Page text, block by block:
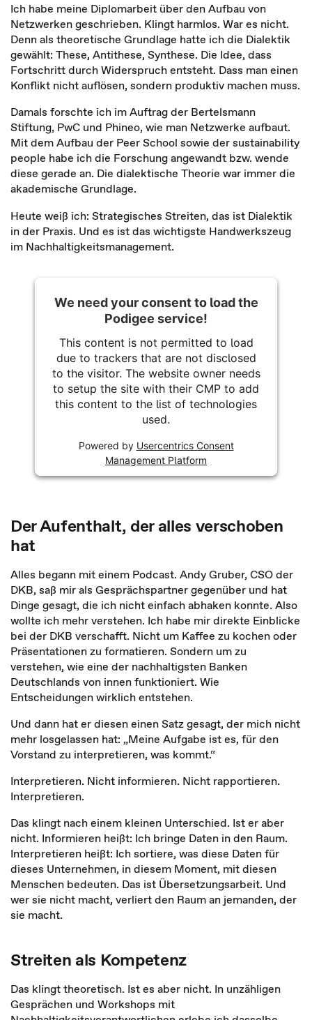
Ich habe meine Diplomarbeit über den Aufbau von
Netzwerken geschrieben. Klingt harmlos. War es nicht.
Denn als theoretische Grundlage hatte ich die Dialektik
gewählt: These, Antithese, Synthese. Die Idee, dass
Fortschritt durch Widerspruch entsteht. Dass man einen
Konflikt nicht auflösen, sondern produktiv machen muss.
Damals forschte ich im Auftrag der Bertelsmann
Stiftung, PwC und Phineo, wie man Netzwerke aufbaut.
Mit dem Aufbau der Peer School sowie der sustainability
people habe ich die Forschung angewandt bzw. wende
diese gerade an. Die dialektische Theorie war immer die
akademische Grundlage.
Heute weiß ich: Strategisches Streiten, das ist Dialektik
in der Praxis. Und es ist das wichtigste Handwerkszeug
im Nachhaltigkeitsmanagement.
We need your consent to load the
Podigee service!
This content is not permitted to load
due to trackers that are not disclosed
to the visitor. The website owner needs
to setup the site with their CMP to add
this content to the list of technologies
used.
Powered by Usercentrics Consent
Management Platform
Der Aufenthalt, der alles verschoben
hat
Alles begann mit einem Podcast. Andy Gruber, CSO der
DKB, saß mir als Gesprächspartner gegenüber und hat
Dinge gesagt, die ich nicht einfach abhaken konnte. Also
wollte ich mehr verstehen. Ich habe mir direkte Einblicke
bei der DKB verschafft. Nicht um Kaffee zu kochen oder
Präsentationen zu formatieren. Sondern um zu
verstehen, wie eine der nachhaltigsten Banken
Deutschlands von innen funktioniert. Wie
Entscheidungen wirklich entstehen.
Und dann hat er diesen einen Satz gesagt, der mich nicht
mehr losgelassen hat: „Meine Aufgabe ist es, für den
Vorstand zu interpretieren, was kommt.“
Interpretieren. Nicht informieren. Nicht rapportieren.
Interpretieren.
Das klingt nach einem kleinen Unterschied. Ist er aber
nicht. Informieren heißt: Ich bringe Daten in den Raum.
Interpretieren heißt: Ich sortiere, was diese Daten für
dieses Unternehmen, in diesem Moment, mit diesen
Menschen bedeuten. Das ist Übersetzungsarbeit. Und
wer sie nicht macht, verliert den Raum an jemanden, der
sie macht.
Streiten als Kompetenz
Das klingt theoretisch. Ist es aber nicht. In unzähligen
Gesprächen und Workshops mit